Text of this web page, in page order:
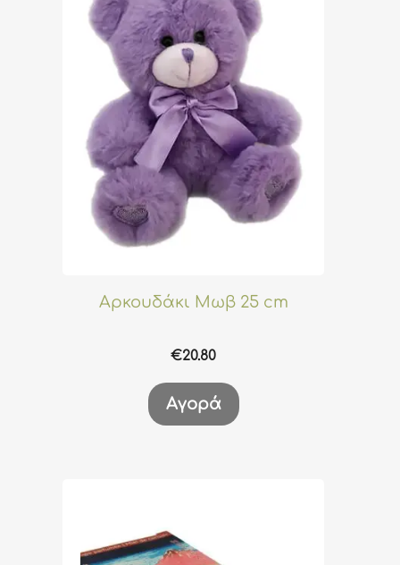
Αρκουδάκι Μωβ 25 cm
€20.80
Αγορά